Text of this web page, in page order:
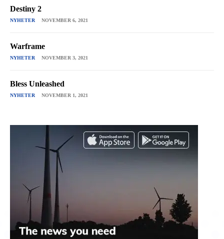
Destiny 2
NYHETER NOVEMBER 6, 2021
Warframe
NYHETER NOVEMBER 3, 2021
Bless Unleashed
NYHETER NOVEMBER 1, 2021